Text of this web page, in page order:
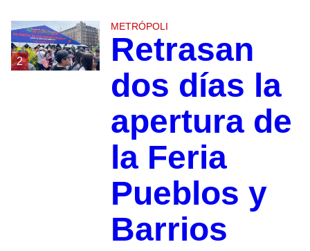
2
METRÓPOLI
Retrasan
dos días la
apertura de
la Feria
Pueblos y
Barrios